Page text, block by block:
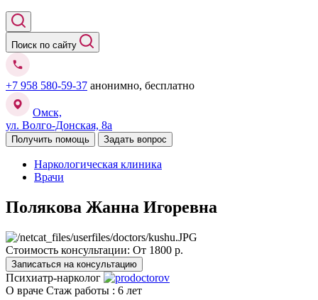
Поиск по сайту
+7 958 580-59-37 анонимно, бесплатно
Омск,
ул. Волго-Донская, 8а
Получить помощь Задать вопрос
Наркологическая клиника
Врачи
Полякова Жанна Игоревна
Стоимость консультации: От 1800 р.
Записаться на консультацию
Психиатр-нарколог
О враче Стаж работы : 6 лет